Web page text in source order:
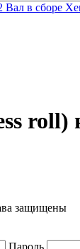
Вал в сборе
защищены
Пароль